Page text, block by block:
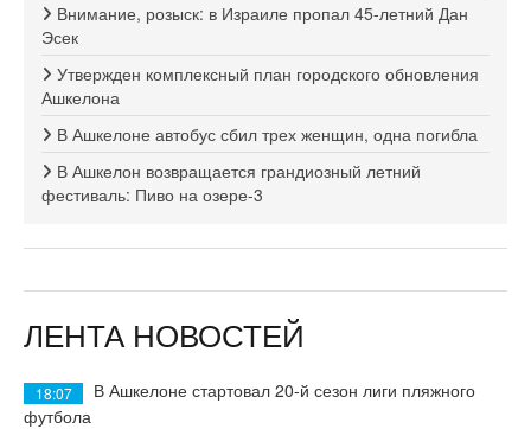
Внимание, розыск: в Израиле пропал 45-летний Дан
Эсек
Утвержден комплексный план городского обновления
Ашкелона
В Ашкелоне автобус сбил трех женщин, одна погибла
В Ашкелон возвращается грандиозный летний
фестиваль: Пиво на озере-3
ЛЕНТА НОВОСТЕЙ
18:07
В Ашкелоне стартовал 20-й сезон лиги пляжного
футбола